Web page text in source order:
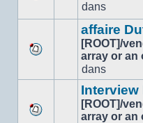
nouveau
message
ce
dans
nouveau
message
affaire
[ROOT]/
array or an
dans
Interview
[ROOT]/
array or an